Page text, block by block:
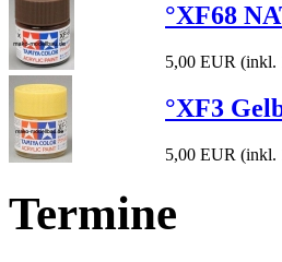
°XF68
5,00 EUR (inkl.
°XF3
5,00 EUR (inkl.
Termine